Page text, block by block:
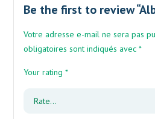
Be the first to review
Votre adresse e-mail ne sera pas
obligatoires sont indiqués avec*
Your rating*